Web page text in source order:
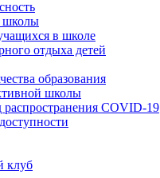
школы
в школе
отдыха детей
образования
школы
COVID-19
клуб